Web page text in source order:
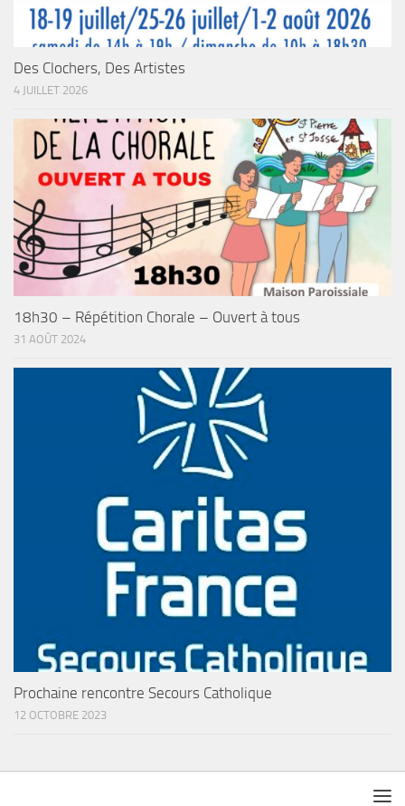
Des Clochers, Des Artistes
4 JUILLET 2026
18h30 – Répétition Chorale – Ouvert à tous
31 AOÛT 2024
Prochaine rencontre Secours Catholique
12 OCTOBRE 2023